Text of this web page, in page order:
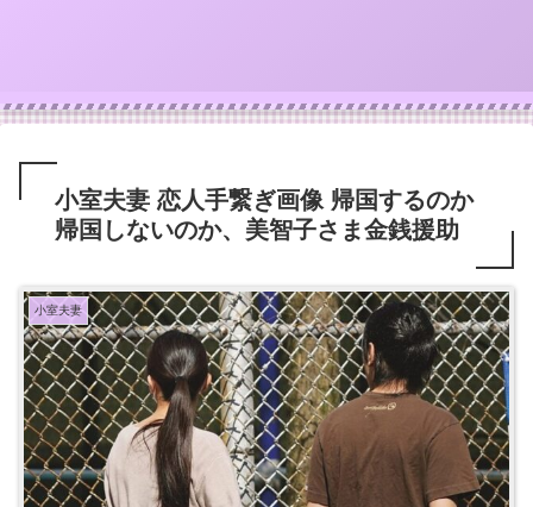
小室夫妻 恋人手繋ぎ画像 帰国するのか
帰国しないのか、美智子さま金銭援助
小室夫妻